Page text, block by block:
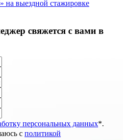
выездной стажировке
свяжется с вами в
персональных данных*.
с политикой